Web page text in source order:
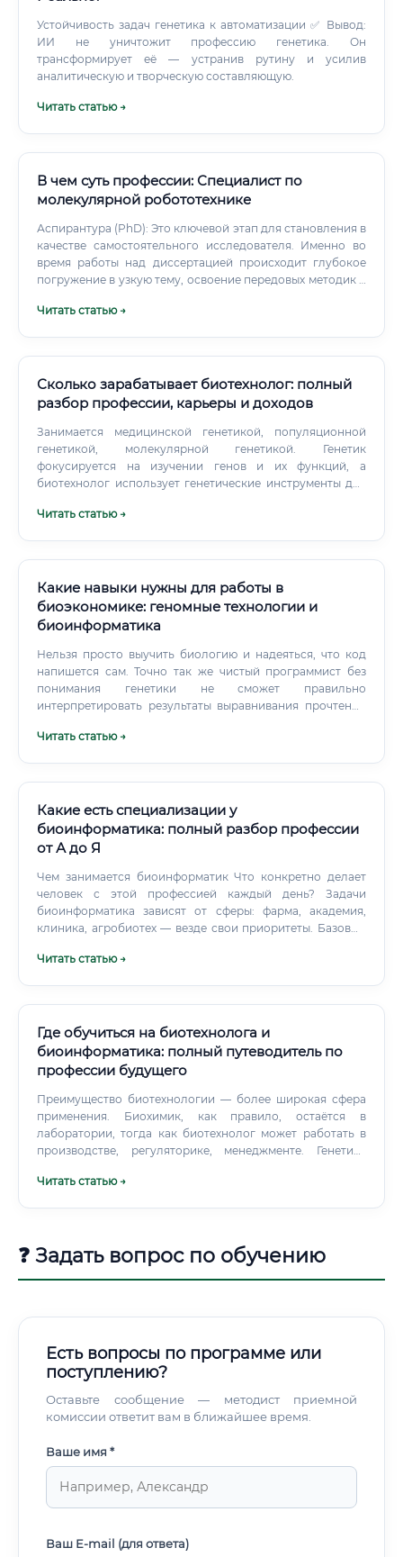
Устойчивость задач генетика к автоматизации ✅ Вывод:
ИИ не уничтожит профессию генетика. Он
трансформирует её — устранив рутину и усилив
аналитическую и творческую составляющую.
Читать статью →
В чем суть профессии: Специалист по
молекулярной робототехнике
Аспирантура (PhD): Это ключевой этап для становления в
качестве самостоятельного исследователя. Именно во
время работы над диссертацией происходит глубокое
погружение в узкую тему, освоение передовых методик и
опыт: Уже со студенческих лет крайне важно стремиться
Читать статью →
Сколько зарабатывает биотехнолог: полный
разбор профессии, карьеры и доходов
Занимается медицинской генетикой, популяционной
генетикой, молекулярной генетикой. Генетик
фокусируется на изучении генов и их функций, а
биотехнолог использует генетические инструменты для
генетики с инженерными навыками, что делает его более
Читать статью →
Какие навыки нужны для работы в
биоэкономике: геномные технологии и
биоинформатика
Нельзя просто выучить биологию и надеяться, что код
напишется сам. Точно так же чистый программист без
понимания генетики не сможет правильно
интерпретировать результаты выравнивания прочтений
и ключевым задачам.
Читать статью →
Какие есть специализации у
биоинформатика: полный разбор профессии
от А до Я
Чем занимается биоинформатик Что конкретно делает
человек с этой профессией каждый день? Задачи
биоинформатика зависят от сферы: фарма, академия,
клиника, агробиотех — везде свои приоритеты. Базовый
и транскриптомных данных (RNA-seq, WGS, WES) 🔬 Поиск
Разработка и поддержка биоинформатических
пайплайнов 🤖 Применение машинного обучения к
биомедицинским задачам 📁 Работа с публичными
базами данных: NCBI, Ensembl, UniProt Ни один из этих
пунктов не существует в изоляции.
Читать статью →
Где обучиться на биотехнолога и
биоинформатика: полный путеводитель по
профессии будущего
Преимущество биотехнологии — более широкая сфера
применения. Биохимик, как правило, остаётся в
лаборатории, тогда как биотехнолог может работать в
производстве, регуляторике, менеджменте. Генетика
организмов.
Читать статью →
❓ Задать вопрос по обучению
Есть вопросы по программе или
поступлению?
Оставьте сообщение — методист приемной
комиссии ответит вам в ближайшее время.
Ваше имя *
Ваш E-mail (для ответа)